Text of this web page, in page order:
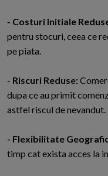
- Costuri Initiale
pentru stocuri, ceea ce
pe piata.
- Riscuri Reduse:
dupa ce au primit
astfel riscul de nevandut.
- Flexibilitate
timp cat exista acces la